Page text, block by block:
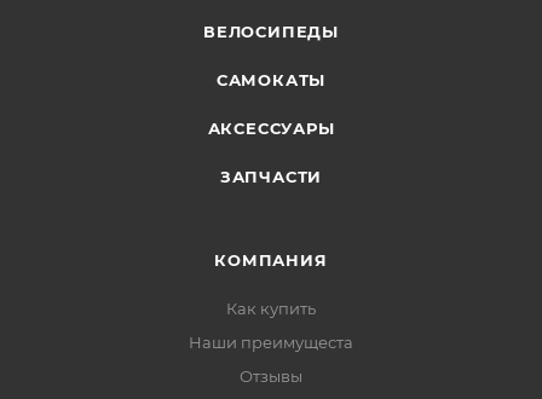
ВЕЛОСИПЕДЫ
САМОКАТЫ
АКСЕССУАРЫ
ЗАПЧАСТИ
КОМПАНИЯ
Как купить
Наши преимущеста
Отзывы